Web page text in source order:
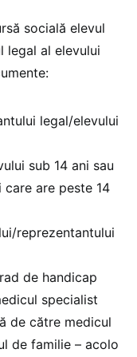
socială elevul
legal al elevului
legal/elevului
sub 14 ani sau
are peste 14
reprezentantului
de handicap
specialist
de către medicul
de familie – acolo